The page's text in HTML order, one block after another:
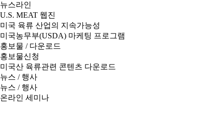
뉴스라인
U.S. MEAT 웹진
미국 육류 산업의 지속가능성
미국농무부(USDA) 마케팅 프로그램
홍보물 / 다운로드
홍보물신청
미국산 육류관련 콘텐츠 다운로드
뉴스 / 행사
뉴스 / 행사
온라인 세미나